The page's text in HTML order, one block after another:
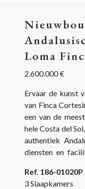
Loma
2.600.000 €
Ervaar de kunst
van Finca
een van de
hele Costa del
authentiek
diensten en
bevoorrechte...
Ref. 186-01020P
3 Slaapkamers